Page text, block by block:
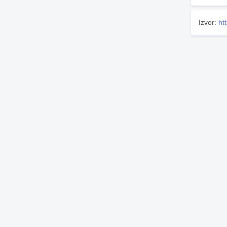
Izvor: